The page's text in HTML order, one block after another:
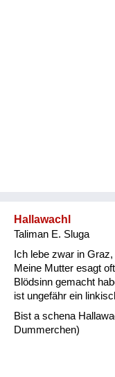
Hallawachl
Taliman E. Sluga
Ich lebe zwar in
Meine Mutter esagt
Blödsinn gemacht
ist ungefähr ein
Bist a schena
Dummerchen)